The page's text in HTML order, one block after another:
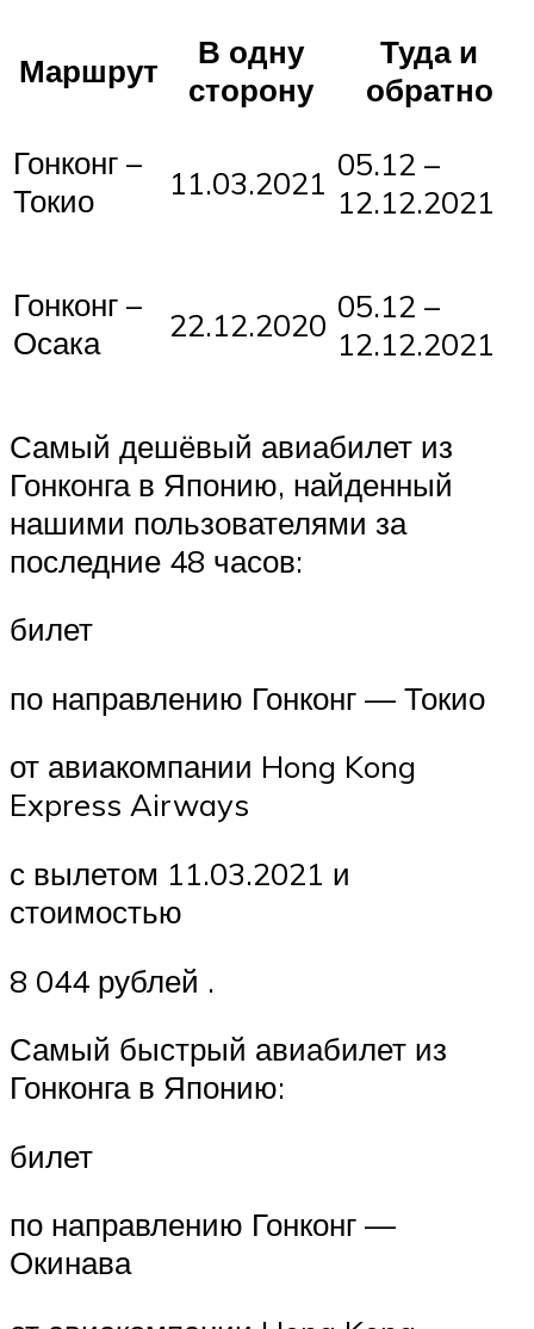
Маршрут
В одну
сторону
Туда и
обратно
Гонконг –
Токио
11.03.2021 05.12 –
12.12.2021
Гонконг –
Осака
22.12.2020 05.12 –
12.12.2021
Самый дешёвый авиабилет из
Гонконга в Японию, найденный
нашими пользователями за
последние 48 часов:
билет
по направлению Гонконг — Токио
от авиакомпании Hong Kong
Express Airways
с вылетом 11.03.2021 и
стоимостью
8 044 рублей .
Самый быстрый авиабилет из
Гонконга в Японию:
билет
по направлению Гонконг —
Окинава